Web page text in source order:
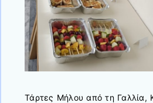
Τάρτες Μήλου από τη Γαλλία,